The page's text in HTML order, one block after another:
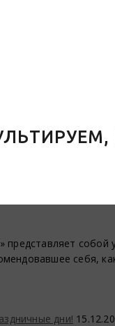
» представляет
себя,
дни!